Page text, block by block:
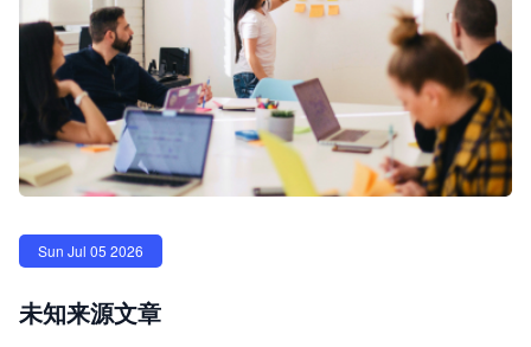
Sun Jul 05 2026
未知来源文章